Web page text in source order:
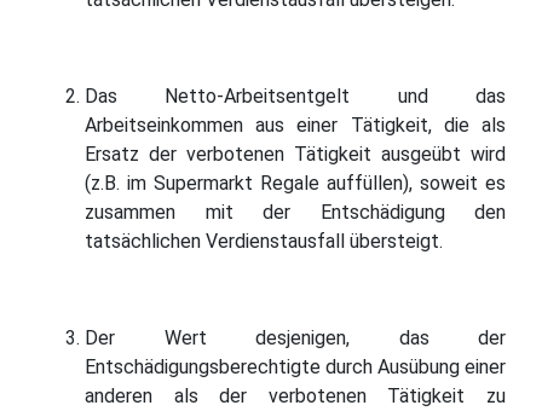
Das Netto-Arbeitsentgelt und das
Arbeitseinkommen aus einer Tätigkeit, die als
Ersatz der verbotenen Tätigkeit ausgeübt wird
(z.B. im Supermarkt Regale auffüllen), soweit es
zusammen mit der Entschädigung den
tatsächlichen Verdienstausfall übersteigt.
Der Wert desjenigen, das der
Entschädigungsberechtigte durch Ausübung einer
anderen als der verbotenen Tätigkeit zu